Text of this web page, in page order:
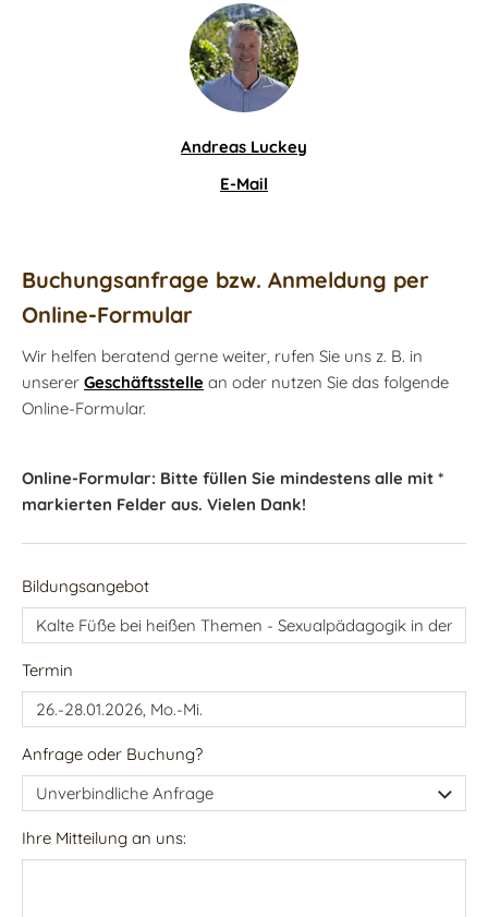
Andreas Luckey
E-Mail
Buchungsanfrage bzw. Anmeldung per
Online-Formular
Wir helfen beratend gerne weiter, rufen Sie uns z. B. in
unserer Geschäftsstelle an oder nutzen Sie das folgende
Online-Formular.
Online-Formular: Bitte füllen Sie mindestens alle mit *
markierten Felder aus. Vielen Dank!
Bildungsangebot
Termin
Anfrage oder Buchung?
Ihre Mitteilung an uns: